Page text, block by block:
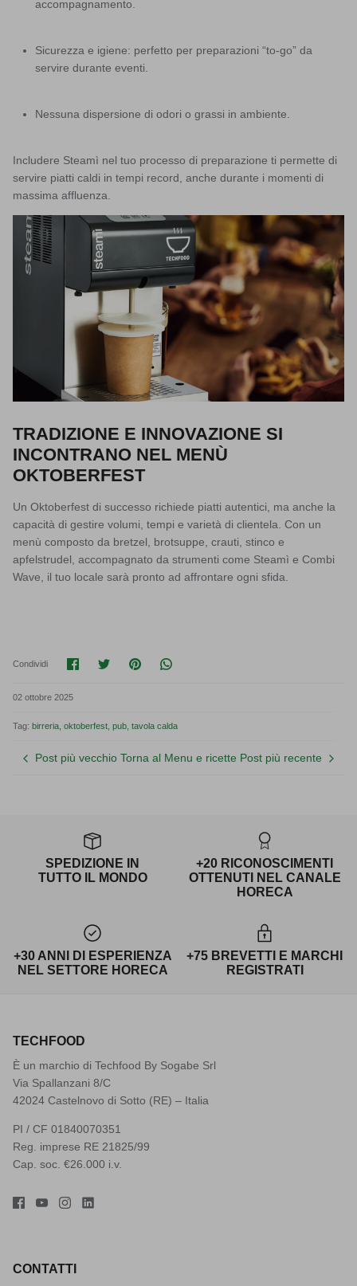
accompagnamento.
Sicurezza e igiene: perfetto per preparazioni “to-go” da
servire durante eventi.
Nessuna dispersione di odori o grassi in ambiente.
Includere Steamì nel tuo processo di preparazione ti permette di
servire piatti caldi in tempi record, anche durante i momenti di
massima affluenza.
TRADIZIONE E INNOVAZIONE SI
INCONTRANO NEL MENÙ
OKTOBERFEST
Un Oktoberfest di successo richiede piatti autentici , ma anche la
capacità di gestire volumi, tempi e varietà di clientela. Con un
menù composto da bretzel, brotsuppe, crauti, stinco e
apfelstrudel, accompagnato da strumenti come Steamì e Combi
Wave , il tuo locale sarà pronto ad affrontare ogni sfida.
Condividi Condividi su Facebook
Condividi su Twitter
Condividi su Pinterest
Translation missing:
02 ottobre 2025
Tag: birreria oktoberfest pub tavola calda
Post più vecchio Torna al Menu e ricette Post più recente
SPEDIZIONE IN
TUTTO IL MONDO
+20 RICONOSCIMENTI
OTTENUTI NEL CANALE
HORECA
+30 ANNI DI ESPERIENZA
NEL SETTORE HORECA
+75 BREVETTI E MARCHI
REGISTRATI
TECHFOOD
È un marchio di Techfood By Sogabe Srl
Via Spallanzani 8/C
42024 Castelnovo di Sotto (RE) – Italia
PI / CF 01840070351
Reg. imprese RE 21825/99
Cap. soc. €26.000 i.v.
CONTATTI